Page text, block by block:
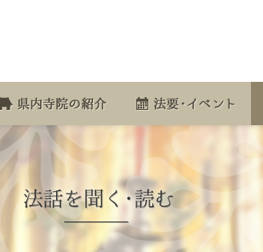
拝について 県内寺院の紹介